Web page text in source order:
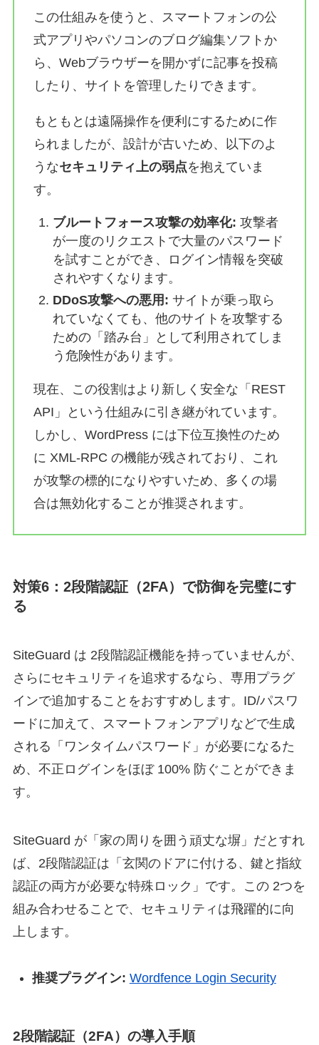
この仕組みを使うと、スマートフォンの公
式アプリやパソコンのブログ編集ソフトか
ら、Webブラウザーを開かずに記事を投稿
したり、サイトを管理したりできます。
もともとは遠隔操作を便利にするために作
られましたが、設計が古いため、以下のよ
うなセキュリティ上の弱点を抱えていま
す。
ブルートフォース攻撃の効率化: 攻撃者
が一度のリクエストで大量のパスワード
を試すことができ、ログイン情報を突破
されやすくなります。
DDoS攻撃への悪用: サイトが乗っ取ら
れていなくても、他のサイトを攻撃する
ための「踏み台」として利用されてしま
う危険性があります。
現在、この役割はより新しく安全な「REST
API」という仕組みに引き継がれています。
しかし、WordPress には下位互換性のため
に XML-RPC の機能が残されており、これ
が攻撃の標的になりやすいため、多くの場
合は無効化することが推奨されます。
対策6：2段階認証（2FA）で防御を完璧にす
る
SiteGuard は 2段階認証機能を持っていませんが、
さらにセキュリティを追求するなら、専用プラグ
インで追加することをおすすめします。ID/パスワ
ードに加えて、スマートフォンアプリなどで生成
される「ワンタイムパスワード」が必要になるた
め、不正ログインをほぼ 100% 防ぐことができま
す。
SiteGuard が「家の周りを囲う頑丈な塀」だとすれ
ば、2段階認証は「玄関のドアに付ける、鍵と指紋
認証の両方が必要な特殊ロック」です。この 2つを
組み合わせることで、セキュリティは飛躍的に向
上します。
推奨プラグイン: Wordfence Login Security
2段階認証（2FA）の導入手順